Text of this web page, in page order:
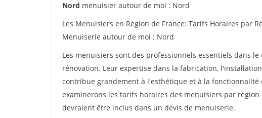
Nord menuisier autour de moi : Nord
Les Menuisiers en Région de France: Tarifs Horaires par
Menuiserie autour de moi : Nord
Les menuisiers sont des professionnels essentiels dans
rénovation. Leur expertise dans la fabrication,
contribue grandement à l'esthétique et à la fonctionnalité
examinerons les tarifs horaires des menuisiers par
devraient être inclus dans un devis de menuiserie.